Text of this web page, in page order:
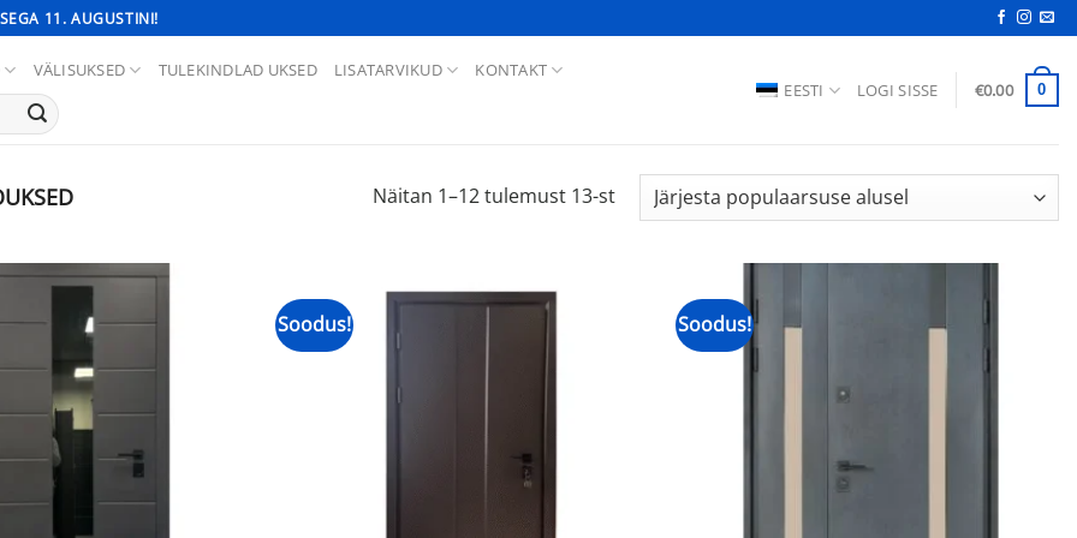
11. AUGUSTINI!
VÄLISUKSED TULEKINDLAD UKSED LISATARVIKUD KONTAKT
EESTI LOGI SISSE €0.00 0
Näitan 1–12 tulemust 13-stSorteeritud
populaarsuse
Soodus! Soodus!